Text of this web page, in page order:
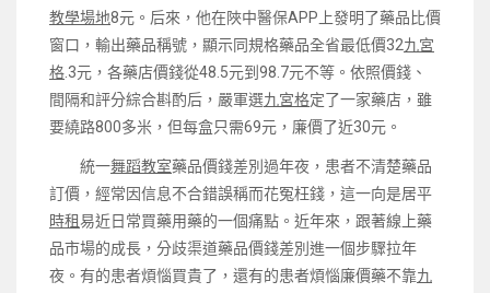
教學場地8元。后來，他在陜中醫保APP上發明了藥品比價
窗口，輸出藥品稱號，顯示同規格藥品全省最低價32九宮
格.3元，各藥店價錢從48.5元到98.7元不等。依照價錢、
間隔和評分綜合斟酌后，嚴軍選九宮格定了一家藥店，雖
要繞路800多米，但每盒只需69元，廉價了近30元。
統一舞蹈教室藥品價錢差別過年夜，患者不清楚藥品
訂價，經常因信息不合錯誤稱而花冤枉錢，這一向是居平
時租 易近日常買藥用藥的一個痛點。近年來，跟著線上藥
品市場的成長，分歧渠道藥品價錢差別進一個步驟拉年
夜。有的患者煩惱買貴了，還有的患者煩惱廉價藥不靠九